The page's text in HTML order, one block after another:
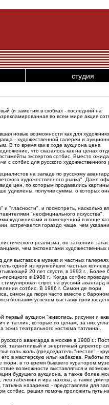
студия
(и заметим в скобках - последний на
во всем мире акция
новые возможности как для
- художественной галереи и
В то время как в ходе аукциона цена
что сказалось как на ценах
экспертов сотбис. Вместо
сотбис для русского художественного
на западе по русскому
художественного рынка". Даже
цен, по которым продавались картины
удивлены, получив суммы, о которых
"гласности", и посмотреть, насколько
"неофициального искусства",
художниками и помещенной в конце
встречается гораздо чаще, чем
реализма, он заполнил
чем экспонатами художественных
выставок в музеях и частных
одной из крупнейших частных
20 лет спустя, в 1993 г., Более
в 1988 г., Когда сотбис
спрос на русский авангард
сотбис. В 1986 г. Симон де пюри
симон де пюри часто вместе с
большим успехом выставку
первый аукцион "живопись, рисунки и
и татлин, которые по ценам, за них
театрального костюма татлина..
авангарда в москве в 1988 г.:
талантливый и энергичный директор
поль жоль (председатель "нестле" -
в мастерскую ильи кабакова. Работы
пюри, в то время бывшего куратором
возможности выставляться и
будущего аукциона, а также более
лев табенкин и ира нахова, а также
назаренко - представляли для
сотбис, решил помочь проложить путь